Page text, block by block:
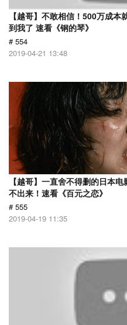
【越哥】不敢相信！500万成
到我了 速看《钢的琴》
# 554
2019-04-21 13:48
【越哥】一直舍不得删的日本
不出来！速看《百元之恋》
# 555
2019-04-19 11:35